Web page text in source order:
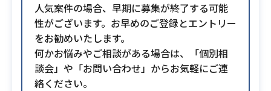
人気案件の場合、早期に募集が終了する可能
性がございます。お早めのご登録とエントリー
をお勧めいたします。
何かお悩みやご相談がある場合は、「個別相
談会」や「お問い合わせ」からお気軽にご連
絡ください。